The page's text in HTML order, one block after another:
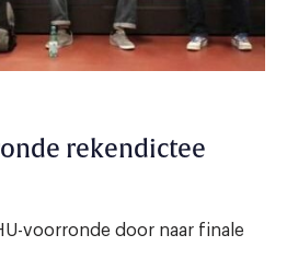
rekendictee
voorronde door naar finale